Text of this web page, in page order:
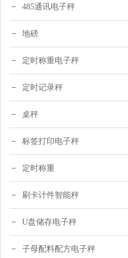
485通讯电子秤
地磅
定时称重电子秤
定时记录秤
桌秤
标签打印电子秤
定时称重
刷卡计件智能秤
U盘储存电子秤
子母配料配方电子秤